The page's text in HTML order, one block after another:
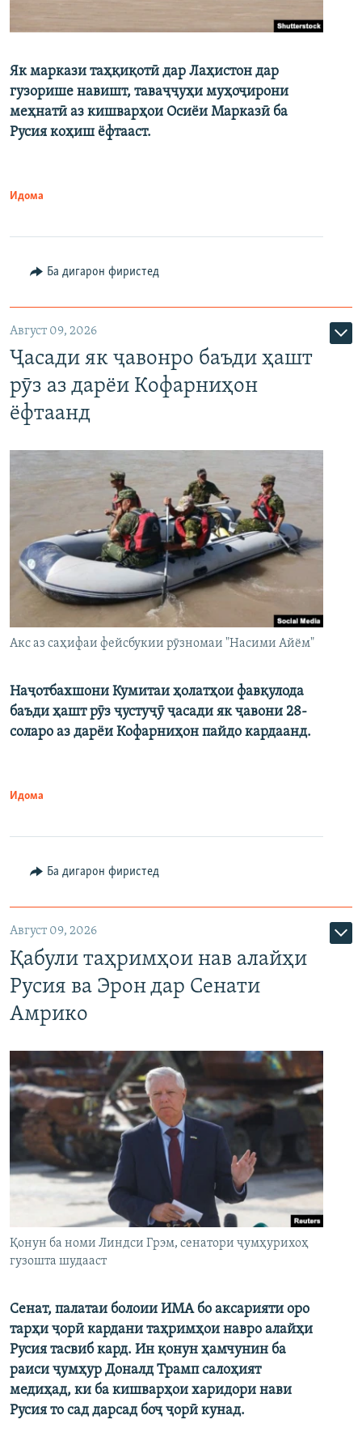
Як маркази таҳқиқотӣ дар Лаҳистон дар
гузорише навишт, таваҷҷуҳи муҳоҷирони
меҳнатӣ аз кишварҳои Осиёи Марказӣ ба
Русия коҳиш ёфтааст.
Идома
Ба дигарон фиристед
Август 09, 2026
Ҷасади як ҷавонро баъди ҳашт
рӯз аз дарёи Кофарниҳон
ёфтаанд
Акс аз саҳифаи фейсбукии рӯзномаи "Насими Айём"
Наҷотбахшони Кумитаи ҳолатҳои фавқулода
баъди ҳашт рӯз ҷустуҷӯ ҷасади як ҷавони 28-
соларо аз дарёи Кофарниҳон пайдо кардаанд.
Идома
Ба дигарон фиристед
Август 09, 2026
Қабули таҳримҳои нав алайҳи
Русия ва Эрон дар Сенати
Амрико
Қонун ба номи Линдси Грэм, сенатори ҷумҳурихоҳ
гузошта шудааст
Сенат, палатаи болоии ИМА бо аксарияти оро
тарҳи ҷорӣ кардани таҳримҳои навро алайҳи
Русия тасвиб кард. Ин қонун ҳамчунин ба
раиси ҷумҳур Доналд Трамп салоҳият
медиҳад, ки ба кишварҳои харидори нави
Русия то сад дарсад боҷ ҷорӣ кунад.